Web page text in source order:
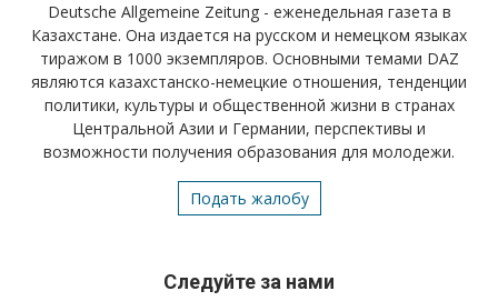
Deutsche Allgemeine Zeitung - еженедельная газета в
Казахстане. Она издается на русском и немецком языках
тиражом в 1000 экземпляров. Основными темами DAZ
являются казахстанско-немецкие отношения, тенденции
политики, культуры и общественной жизни в странах
Центральной Азии и Германии, перспективы и
возможности получения образования для молодежи.
Подать жалобу
Следуйте за нами